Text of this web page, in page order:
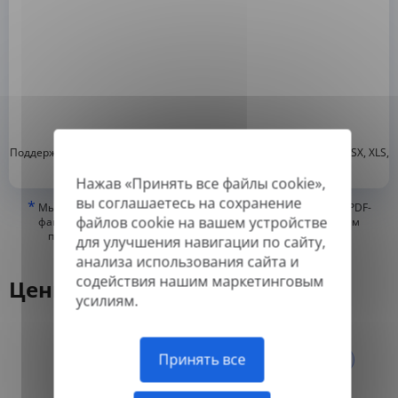
Нажав «Принять все файлы cookie»,
вы соглашаетесь на сохранение
файлов cookie на вашем устройстве
для улучшения навигации по сайту,
анализа использования сайта и
содействия нашим маркетинговым
усилиям.
Принять все
Поддерживаемые форматы: DOC, DOCX, ODT, PDF , CSV, PPTX, XLSX, XLS,
* Мы можем переводить только «истинные» или цифровые PDF-
файлы, а также файлы с возможностью поиска, но не можем
переводить PDF-файлы, состоящие из изображений, или
отсканированные PDF.
Цены
Ежемесячно Ежегодно